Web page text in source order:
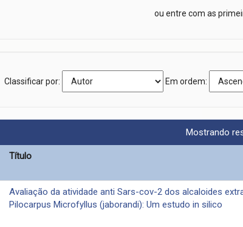
ou entre com as
Classificar por: Em ordem:
Mostrando
Título
Avaliação da atividade anti Sars-cov-2 dos alcaloides
Pilocarpus Microfyllus (jaborandi): Um estudo in silico